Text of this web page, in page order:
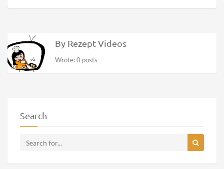
By Rezept Videos
Wrote: 0 posts
Search